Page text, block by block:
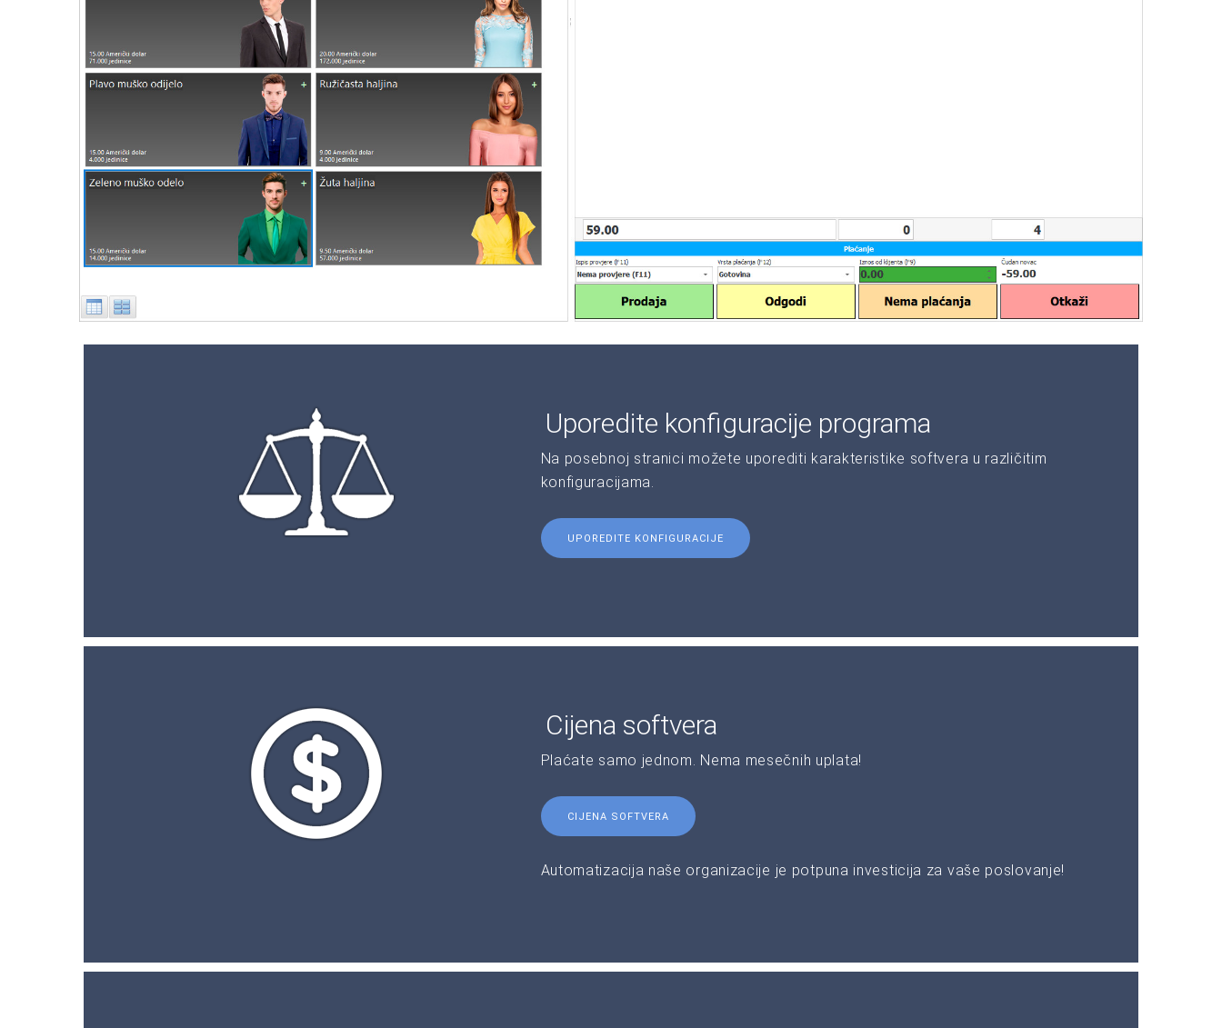
Uporedite konfiguracije programa
Na posebnoj stranici možete uporediti karakteristike softvera u različitim
konfiguracijama.
UPOREDITE KONFIGURACIJE
Cijena softvera
Plaćate samo jednom. Nema mesečnih uplata!
CIJENA SOFTVERA
Automatizacija naše organizacije je potpuna investicija za vaše poslovanje!